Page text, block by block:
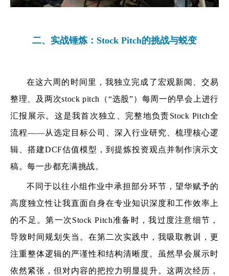
二、实战锤炼：Stock Pitch的挑战与蜕变
在这六周的时间里，我独立完成了宏观新闻、交易
整理、及两次stock pitch（“选股”）每周一的早会上进行
汇报展示。这是我首次独立、完整地负责Stock Pitch全
流程——从选定目标公司、深入行业研究、梳理核心逻
辑、搭建DCF估值模型，到提炼投资观点并制作演示文
稿。每一步都充满挑战。
不同于以往小组作业中承担部分环节，望华赋予的
高度独立性让我直面自身在专业知识深度和工作效率上
的不足。第一次Stock Pitch准备时，我过度注意细节，
导致时间规划失当。在第二次实践中，我吸取教训，更
注重整体逻辑的严谨性和结构清晰度。虽然早会展示时
依然紧张，但对内容的把控力明显提升。这两次经历，